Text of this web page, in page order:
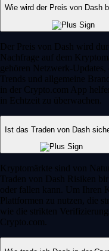
Wie wird der Preis von Dash
Der Preis von Dash wird
Nachfrage auf dem
gehören Netzwerk-
Trends und allgemeine
in der Crypto.com App
in Echtzeit zu überwachen.
Ist das Traden von Dash
Kryptomärkte sind von
Traden von Dash Risiken
oder fallen kann. Um Ihren
Plattformen zu nutzen, die
wie die strikten
Crypto.com.